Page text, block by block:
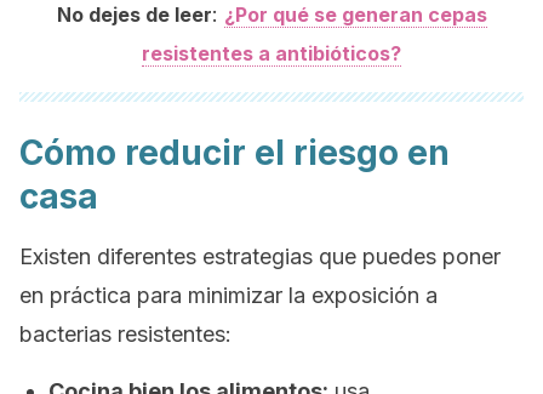
No dejes de leer: ¿Por qué se generan cepas
resistentes a antibióticos?
Cómo reducir el riesgo en
casa
Existen diferentes estrategias que puedes poner
en práctica para minimizar la exposición a
bacterias resistentes: